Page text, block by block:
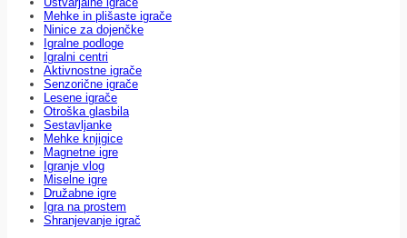
Mehke in plišaste igrače
Ninice za dojenčke
Igralne podloge
Igralni centri
Aktivnostne igrače
Senzorične igrače
Lesene igrače
Otroška glasbila
Sestavljanke
Mehke knjigice
Magnetne igre
Igranje vlog
Miselne igre
Družabne igre
Igra na prostem
Shranjevanje igrač